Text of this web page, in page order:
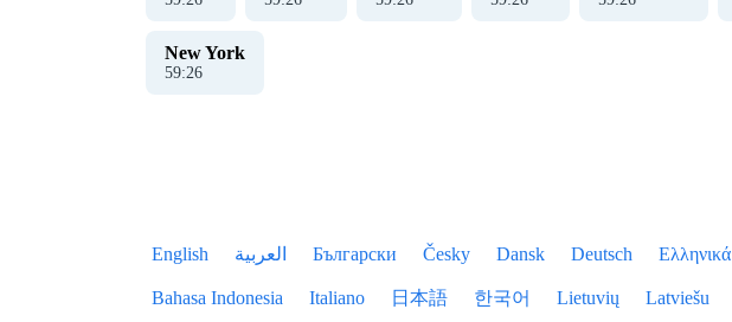
New York
59:26
English العربية Български Česky Dansk Deutsch Ελληνικά
Bahasa Indonesia Italiano 日本語 한국어 Lietuvių Latviešu